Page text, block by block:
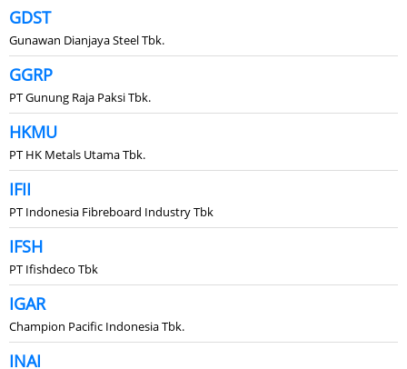
GDST
Gunawan Dianjaya Steel Tbk.
GGRP
PT Gunung Raja Paksi Tbk.
HKMU
PT HK Metals Utama Tbk.
IFII
PT Indonesia Fibreboard Industry Tbk
IFSH
PT Ifishdeco Tbk
IGAR
Champion Pacific Indonesia Tbk.
INAI